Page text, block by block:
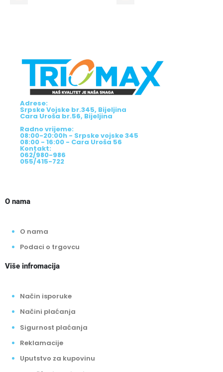
Adrese:
Srpske Vojske br.345, Bijeljina
Cara Uroša br.56, Bijeljina
Radno vrijeme:
08:00-20:00h - Srpske vojske 345
08:00 - 16:00 - Cara Uroša 56
Kontakt:
062/980-986
055/415-722
O nama
O nama
Podaci o trgovcu
Više infromacija
Način isporuke
Načini plaćanja
Sigurnost plaćanja
Reklamacije
Uputstvo za kupovinu